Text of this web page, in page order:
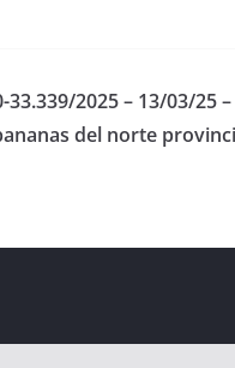
33.339/2025 – 13/03/25
del norte